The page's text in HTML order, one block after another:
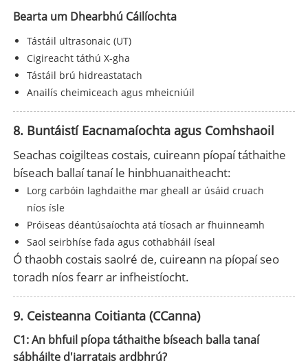
Bearta um Dhearbhú Cáilíochta
Tástáil ultrasonaic (UT)
Cigireacht táthú X-gha
Tástáil brú hidreastatach
Anailís cheimiceach agus mheicniúil
8. Buntáistí Eacnamaíochta agus Comhshaoil
Seachas coigilteas costais, cuireann píopaí táthaithe
bíseach ballaí tanaí le hinbhuanaitheacht:
Lorg carbóin laghdaithe mar gheall ar úsáid cruach
níos ísle
Próiseas déantúsaíochta atá tíosach ar fhuinneamh
Saol seirbhíse fada agus cothabháil íseal
Ó thaobh costais saolré de, cuireann na píopaí seo
toradh níos fearr ar infheistíocht.
9. Ceisteanna Coitianta (CCanna)
C1: An bhfuil píopa táthaithe bíseach balla tanaí
sábháilte d'iarratais ardbhrú?